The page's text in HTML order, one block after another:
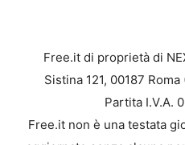
Free.it di proprietà di
Sistina 121, 00187
Partita I.V.A.
Free.it non è una testata